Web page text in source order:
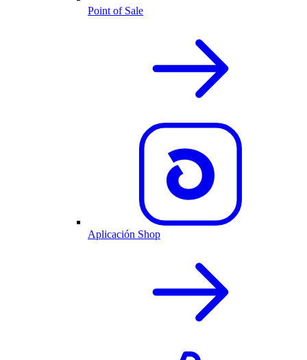
Point of Sale
Aplicación Shop